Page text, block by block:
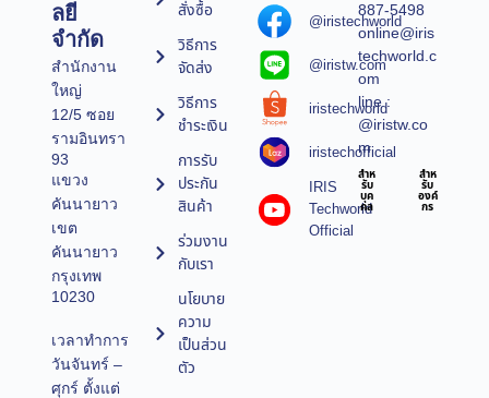
ลยี
จำกัด
สำนักงาน
ใหญ่
12/5 ซอย
รามอินทรา
93
แขวง
คันนายาว
เขต
คันนายาว
กรุงเทพ
10230
เวลาทำการ
วันจันทร์ –
ศุกร์ ตั้งแต่
สั่งซื้อ
วิธีการ
จัดส่ง
วิธีการ
ชำระเงิน
การรับ
ประกัน
สินค้า
ร่วมงาน
กับเรา
นโยบาย
ความ
เป็นส่วน
ตัว
@iristechworld
@iristw.com
iristechworld
iristechofficial
IRIS
Techworld
Official
887-5498
online@iris
techworld.c
om
line :
@iristw.co
m
สำห
รับ
บุค
คล
สำห
รับ
องค์
กร